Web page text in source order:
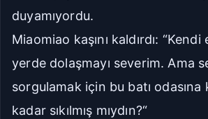
duyamıyordu.
Miaomiao kaşını kaldırdı:
yerde dolaşmayı severim. Ama
sorgulamak için bu batı odasına
kadar sıkılmış mıydın?“